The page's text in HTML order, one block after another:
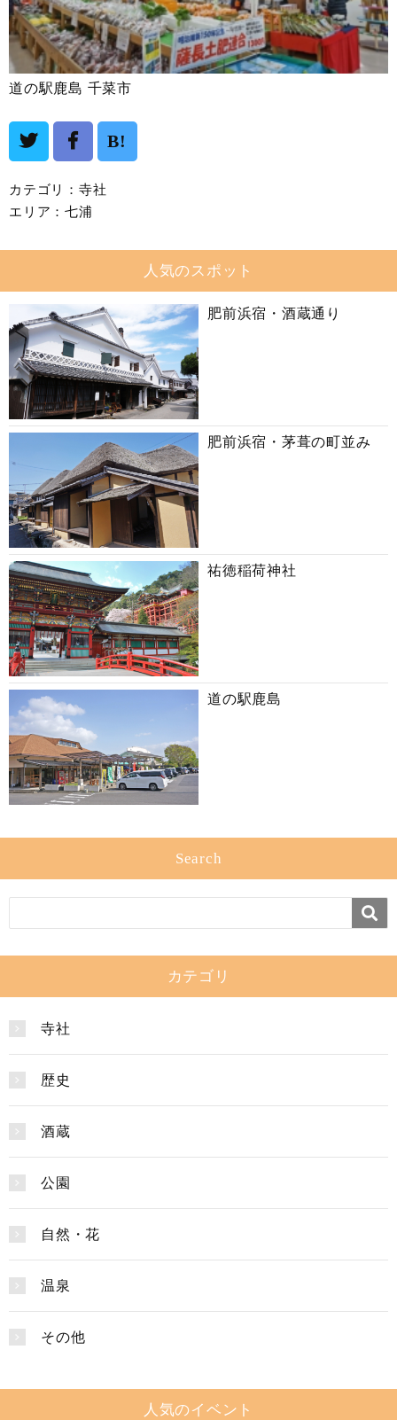
道の駅鹿島 千菜市
B!
カテゴリ： 寺社
エリア： 七浦
人気のスポット
肥前浜宿・酒蔵通り
肥前浜宿・茅葺の町並み
祐徳稲荷神社
道の駅鹿島
Search
カテゴリ
寺社
歴史
酒蔵
公園
自然・花
温泉
その他
人気のイベント